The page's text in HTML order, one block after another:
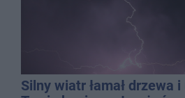
Silny wiatr łamał drzewa